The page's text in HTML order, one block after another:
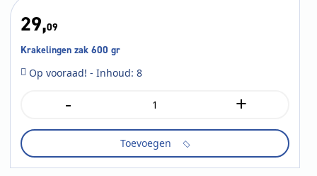
29,09
Krakelingen zak 600 gr
Op vooraad! - Inhoud: 8
-
Krakelingen
600
aantal
+
Toevoegen